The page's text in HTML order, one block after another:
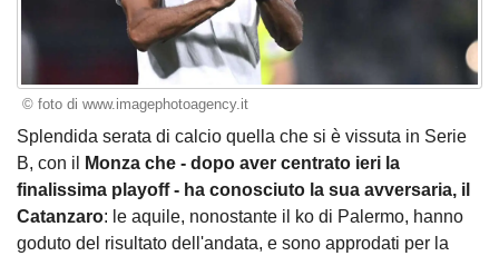
© foto di www.imagephotoagency.it
Splendida serata di calcio quella che si è vissuta in Serie
B, con il
Monza che - dopo aver centrato ieri la
finalissima playoff - ha conosciuto la sua avversaria, il
Catanzaro: le aquile, nonostante il ko di Palermo, hanno
goduto del risultato dell'andata, e sono approdati per la